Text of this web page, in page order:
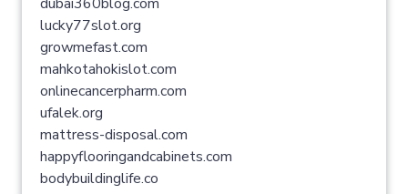
lucky77slot.org
growmefast.com
mahkotahokislot.com
onlinecancerpharm.com
ufalek.org
mattress-disposal.com
happyflooringandcabinets.com
bodybuildinglife.co